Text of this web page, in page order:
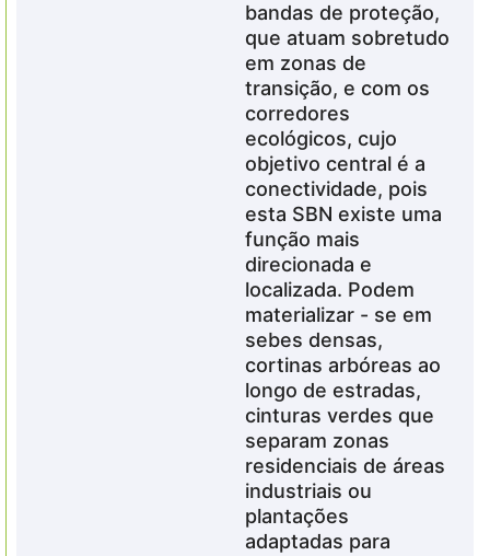
bandas de proteção,
que atuam sobretudo
em zonas de
transição, e com os
corredores
ecológicos, cujo
objetivo central é a
conectividade, pois
esta SBN existe uma
função mais
direcionada e
localizada. Podem
materializar - se em
sebes densas,
cortinas arbóreas ao
longo de estradas,
cinturas verdes que
separam zonas
residenciais de áreas
industriais ou
plantações
adaptadas para